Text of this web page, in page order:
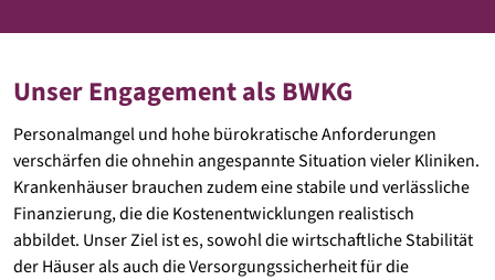
Unser Engagement als BWKG
Personalmangel und hohe bürokratische Anforderungen
verschärfen die ohnehin angespannte Situation vieler Kliniken.
Krankenhäuser brauchen zudem eine stabile und verlässliche
Finanzierung, die die Kostenentwicklungen realistisch
abbildet. Unser Ziel ist es, sowohl die wirtschaftliche Stabilität
der Häuser als auch die Versorgungssicherheit für die